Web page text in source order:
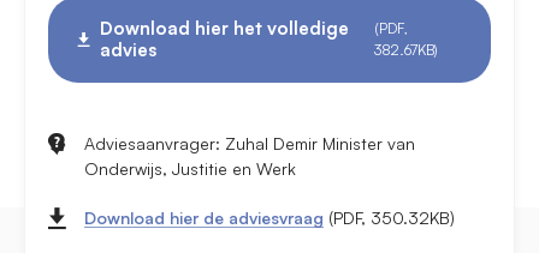
Download hier het volledige
advies
(PDF,
382.67KB)
Adviesaanvrager: Zuhal Demir Minister van
Onderwijs, Justitie en Werk
Download hier de adviesvraag (PDF, 350.32KB)